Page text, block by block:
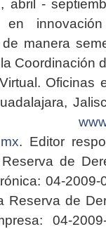
abril -
en
manera
Coordinación
Oficinas
. Editor
de
04-2009-
Reserva de
04-2009-